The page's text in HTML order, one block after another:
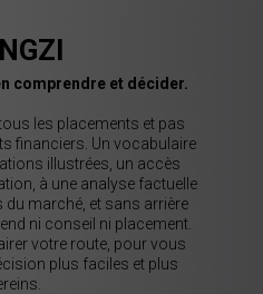
comprendre et décider.
les placements et pas
financiers. Un vocabulaire
illustrées, un accès
à une analyse factuelle
marché, et sans arrière
ni conseil ni placement.
votre route, pour vous
plus faciles et plus